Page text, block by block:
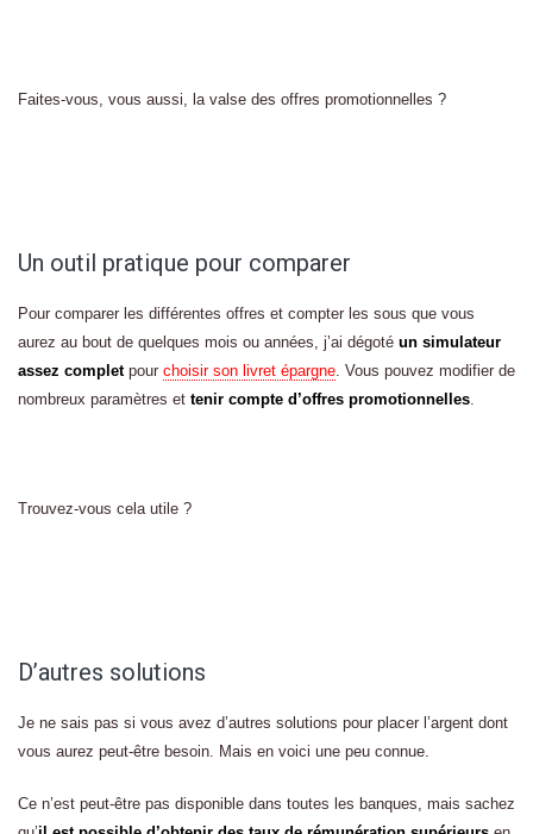
Faites-vous, vous aussi, la valse des offres promotionnelles ?
Un outil pratique pour comparer
Pour comparer les différentes offres et compter les sous que vous
aurez au bout de quelques mois ou années, j’ai dégoté un simulateur
assez completpour choisir son livret épargne. Vous pouvez modifier de
nombreux paramètres et tenir compte d’offres promotionnelles.
Trouvez-vous cela utile ?
D’autres solutions
Je ne sais pas si vous avez d’autres solutions pour placer l’argent dont
vous aurez peut-être besoin. Mais en voici une peu connue.
Ce n’est peut-être pas disponible dans toutes les banques, mais sachez